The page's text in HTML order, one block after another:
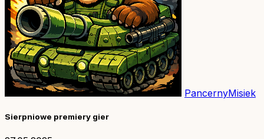
PancernyMisiek
Sierpniowe premiery gier